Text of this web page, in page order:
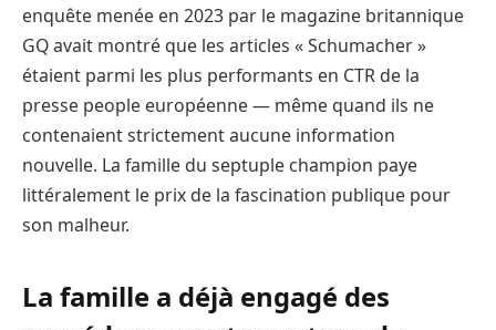
enquête menée en 2023 par le magazine britannique
GQ avait montré que les articles « Schumacher »
étaient parmi les plus performants en CTR de la
presse people européenne — même quand ils ne
contenaient strictement aucune information
nouvelle. La famille du septuple champion paye
littéralement le prix de la fascination publique pour
son malheur.
La famille a déjà engagé des